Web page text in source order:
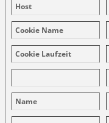
Host
Cookie Name
Cookie Laufzeit
Name